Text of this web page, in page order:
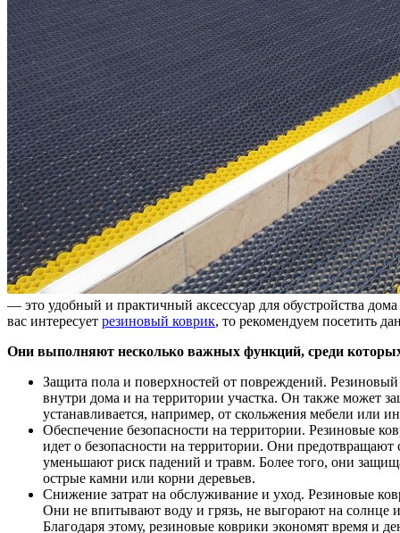
— это удобный и практичный аксессуар для обустройства
вас интересует резиновый коврик, то рекомендуем посетить
Они выполняют несколько важных функций, среди
Защита пола и поверхностей от повреждений.
внутри дома и на территории участка. Он также может
устанавливается, например, от скольжения мебели или
Обеспечение безопасности на территории. Резиновые
идет о безопасности на территории. Они
уменьшают риск падений и травм. Более того, они
острые камни или корни деревьев.
Снижение затрат на обслуживание и уход. Резиновые
Они не впитывают воду и грязь, не выгорают на солнце
Благодаря этому, резиновые коврики экономят время и